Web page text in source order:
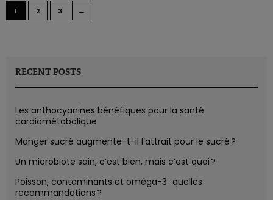
1 2 3 →
RECENT POSTS
Les anthocyanines bénéfiques pour la santé
cardiométabolique
Manger sucré augmente-t-il l’attrait pour le sucré ?
Un microbiote sain, c’est bien, mais c’est quoi ?
Poisson, contaminants et oméga-3 : quelles
recommandations ?